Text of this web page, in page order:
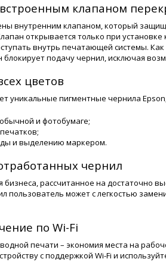
клапаном
внутренним клапаном, который
открывается только при
внутрь печатающей системы.
блокирует подачу чернил, исключая
цветов
уникальные пигментные чернила
и фотобумаге;
и выделению маркером.
чернил
бизнеса, рассчитанное на достаточно
пользователь может с легкостью
по Wi-Fi
печати – экономия места на
с поддержкой Wi-Fi и